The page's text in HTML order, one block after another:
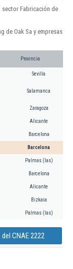
sector Fabricación de
de Oak Sa y empresas
Provincia
Sevilla
Salamanca
Zaragoza
Alicante
Barcelona
Barcelona
Palmas (las)
Barcelona
Alicante
Bizkaia
Palmas (las)
CNAE 2222